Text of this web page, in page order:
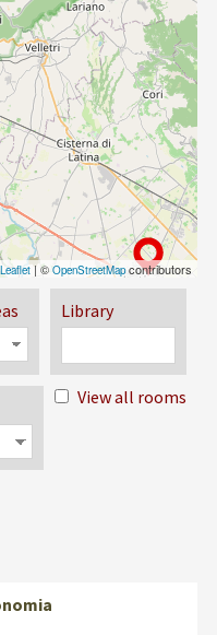
Leaflet| ©OpenStreetMapcontributors
Library
View all rooms